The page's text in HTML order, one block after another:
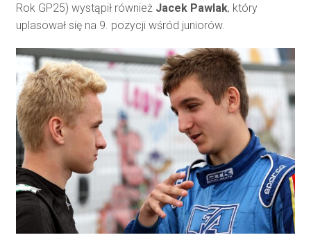
Rok GP25) wystąpił również Jacek Pawlak, który
uplasował się na 9. pozycji wśród juniorów.